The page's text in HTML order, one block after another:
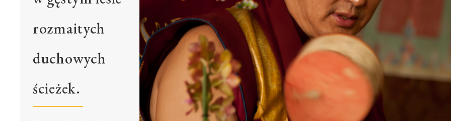
rozmaitych
duchowych
ścieżek.